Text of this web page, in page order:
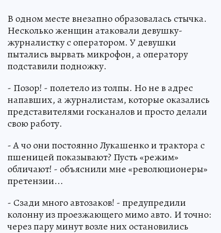
В одном месте внезапно образовалась стычка.
Несколько женщин атаковали девушку-
журналистку с оператором. У девушки
пытались вырвать микрофон, а оператору
подставили подножку.
- Позор! - полетело из толпы. Но не в адрес
напавших, а журналистам, которые оказались
представителями госканалов и просто делали
свою работу.
- А чо они постоянно Лукашенко и трактора с
пшеницей показывают? Пусть «режим»
обличают! - объяснили мне «революционеры»
претензии...
- Сзади много автозаков! - предупредили
колонну из проезжающего мимо авто. И точно:
через пару минут возле них остановились